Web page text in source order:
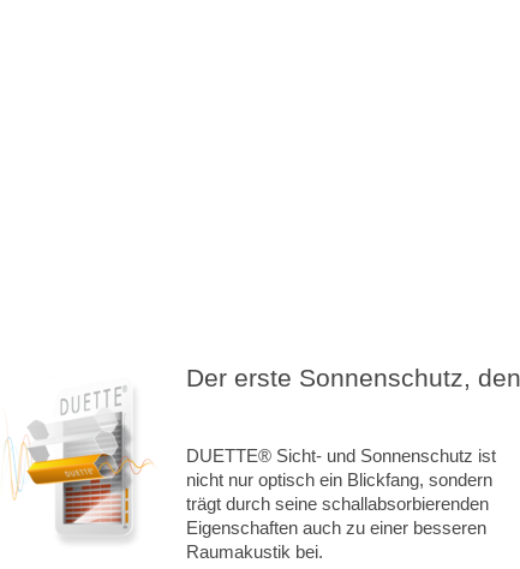
Der erste Sonnenschutz,
DUETTE®Sicht- und Sonnenschutz ist
nicht nur optisch ein Blickfang, sondern
trägt durch seine schallabsorbierenden
Eigenschaften auch zu einer besseren
Raumakustik bei.